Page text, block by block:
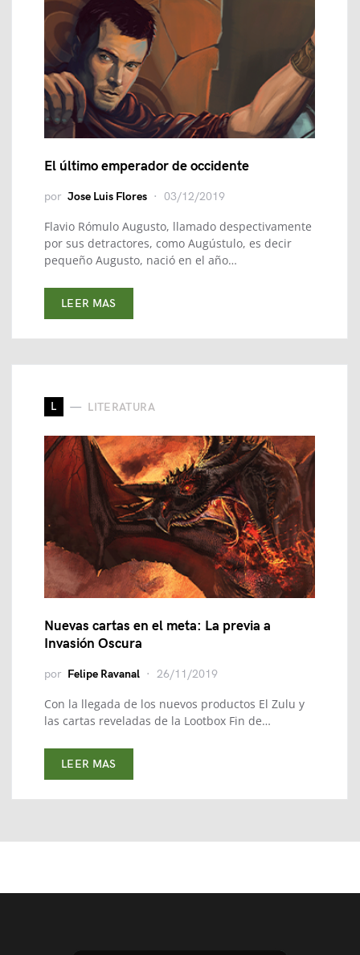
El último emperador de occidente
por Jose Luis Flores 03/12/2019
Flavio Rómulo Augusto, llamado despectivamente
por sus detractores, como Augústulo, es decir
pequeño Augusto, nació en el año…
LEER MAS
L LITERATURA
Nuevas cartas en el meta: La previa a
Invasión Oscura
por Felipe Ravanal 26/11/2019
Con la llegada de los nuevos productos El Zulu y
las cartas reveladas de la Lootbox Fin de…
LEER MAS